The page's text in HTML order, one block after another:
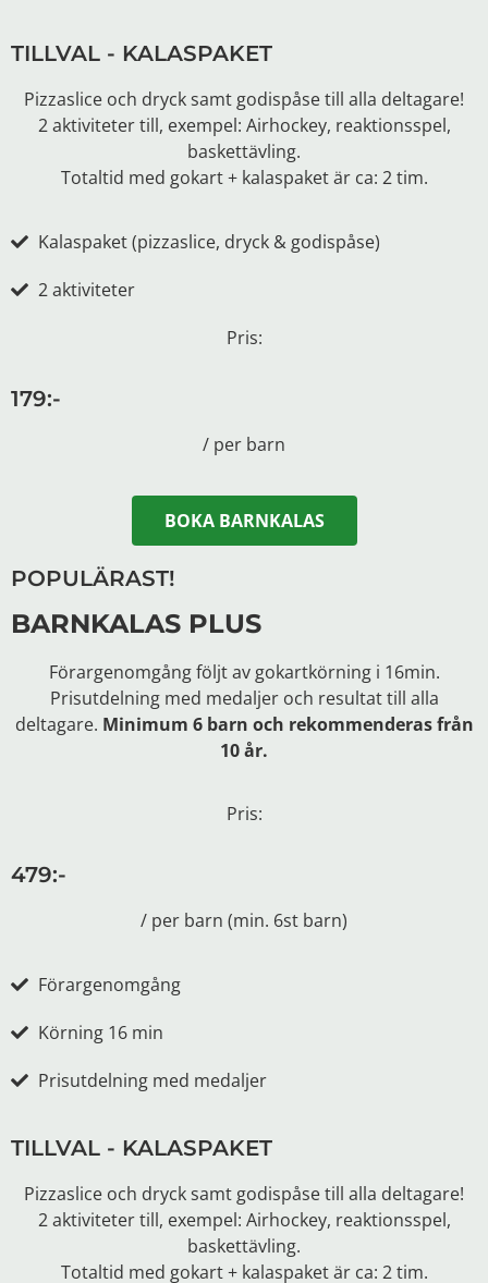
TILLVAL - KALASPAKET
Pizzaslice och dryck samt godispåse till alla deltagare!
2 aktiviteter till, exempel: Airhockey, reaktionsspel,
baskettävling.
Totaltid med gokart + kalaspaket är ca: 2 tim.
Kalaspaket (pizzaslice, dryck & godispåse)
2 aktiviteter
Pris:
179:-
/ per barn
BOKA BARNKALAS
POPULÄRAST!
BARNKALAS PLUS
Förargenomgång följt av gokartkörning i 16min.
Prisutdelning med medaljer och resultat till alla
deltagare. Minimum 6 barn och rekommenderas från
10 år.
Pris:
479:-
/ per barn (min. 6st barn)
Förargenomgång
Körning 16 min
Prisutdelning med medaljer
TILLVAL - KALASPAKET
Pizzaslice och dryck samt godispåse till alla deltagare!
2 aktiviteter till, exempel: Airhockey, reaktionsspel,
baskettävling.
Totaltid med gokart + kalaspaket är ca: 2 tim.